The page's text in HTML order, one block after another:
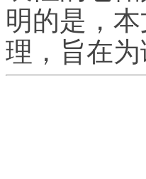
明的是，
理，旨在